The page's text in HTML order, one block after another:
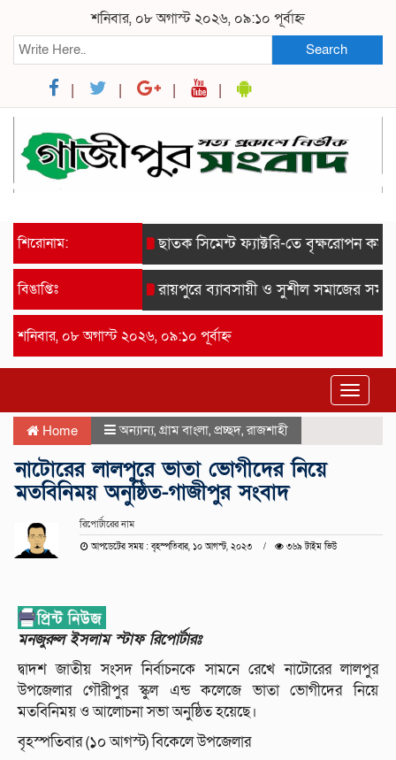
শনিবার, ০৮ অগাস্ট ২০২৬, ০৯:১০ পূর্বাহ্ন
Search
শিরোনাম: ছাতক সিমেন্ট ফ্যাক্টরি-তে বৃক্ষরোপন
বিঙাপ্তিঃ রায়পুরে ব্যাবসায়ী ও সুশীল সমাজের
শনিবার, ০৮ অগাস্ট ২০২৬, ০৯:১০ পূর্বাহ্ন
Toggle
Home অন্যান্য, গ্রাম বাংলা, প্রচ্ছদ,রাজশাহী
নাটোরের লালপুরে ভাতা ভোগীদের নিয়ে
মতবিনিময় অনুষ্ঠিত-গাজীপুর সংবাদ
রিপোর্টারের নাম
আপডেটের সময় : বৃহস্পতিবার, ১০ আগস্ট, ২০২৩ ৩৬৯ টাইম ভিউ
মনজুরুল ইসলাম স্টাফ রিপোর্টারঃ
দ্বাদশ জাতীয় সংসদ নির্বাচনকে সামনে রেখে নাটোরের লালপুর
উপজেলার গৌরীপুর স্কুল এন্ড কলেজে ভাতা ভোগীদের নিয়ে
মতবিনিময় ও আলোচনা সভা অনুষ্ঠিত হয়েছে।
বৃহস্পতিবার (১০ আগস্ট) বিকেলে উপজেলার